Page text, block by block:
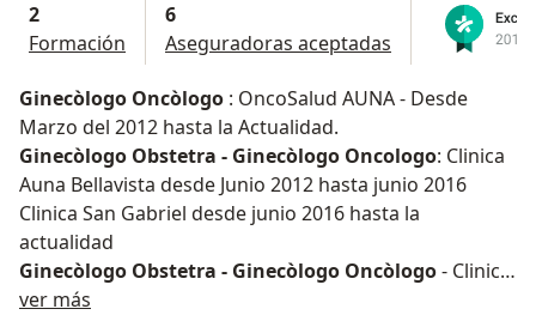
2
Formación
6
Aseguradoras aceptadas
Ginecòlogo Oncòlogo : OncoSalud AUNA - Desde
Marzo del 2012 hasta la Actualidad.
Ginecòlogo Obstetra - Ginecòlogo Oncologo: Clinica
Auna Bellavista desde Junio 2012 hasta junio 2016
Clinica San Gabriel desde junio 2016 hasta la
actualidad
Ginecòlogo Obstetra - Ginecòlogo Oncòlogo- Clinica
San Pablo - San Gabriel - Callao. desde el 2002 hasta
ver más